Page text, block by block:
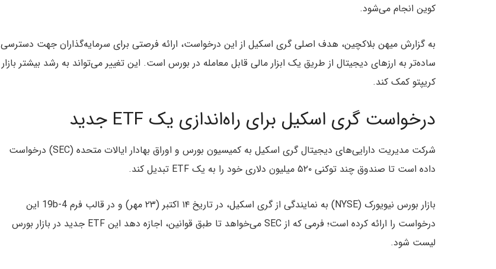
کوین انجام می‌شود.
به گزارش میهن بلاکچین، هدف اصلی گری‌ اسکیل از این درخواست، ارائه فرصتی برای سرمایه‌گذاران جهت دسترسی
ساده‌تر به ارزهای دیجیتال از طریق یک ابزار مالی قابل معامله در بورس است. این تغییر می‌تواند به رشد بیشتر بازار
کریپتو کمک کند.
درخواست گری اسکیل برای راه‌اندازی یک ETF جدید
شرکت مدیریت دارایی‌های دیجیتال گری‌ اسکیل به کمیسیون بورس و اوراق بهادار ایالات متحده (SEC) درخواست
داده است تا صندوق چند توکنی ۵۲۰ میلیون دلاری خود را به یک ETF تبدیل کند.
بازار بورس نیویورک (NYSE) به نمایندگی از گری‌ اسکیل، در تاریخ ۱۴ اکتبر (۲۳ مهر) و در قالب فرم 19b-4 این
درخواست را ارائه کرده است؛ فرمی که از SEC می‌خواهد تا طبق قوانین، اجازه دهد این ETF جدید در بازار بورس
لیست شود.